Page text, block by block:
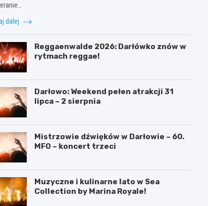
dalej
Reggaenwalde 2026: Darłówko znów w
rytmach reggae!
Darłowo: Weekend pełen atrakcji 31
lipca – 2 sierpnia
Mistrzowie dźwięków w Darłowie – 60.
MFO – koncert trzeci
Muzyczne i kulinarne lato w Sea
Collection by Marina Royale!